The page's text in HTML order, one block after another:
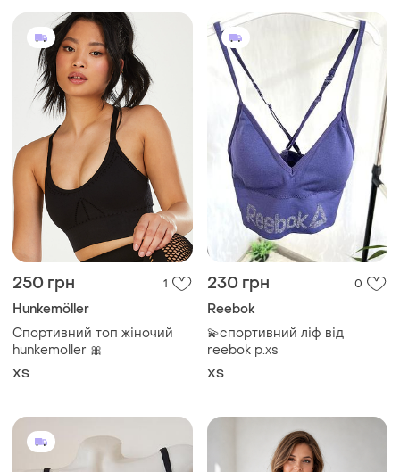
комфортний, стильний.
250 грн 1
Hunkemöller
Спортивний топ жіночий
hunkemoller 🎀
ХS
230 грн 0
Reebok
💫спортивний ліф від
reebok р.xs
ХS